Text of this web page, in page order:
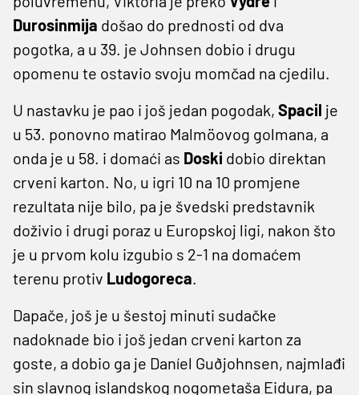
Durosinmija došao do prednosti od dva
pogotka, a u 39. je Johnsen dobio i drugu
opomenu te ostavio svoju momčad na cjedilu.
U nastavku je pao i još jedan pogodak, Spacil je
u 53. ponovno matirao Malmöovog golmana, a
onda je u 58. i domaći as Doski dobio direktan
crveni karton. No, u igri 10 na 10 promjene
rezultata nije bilo, pa je švedski predstavnik
doživio i drugi poraz u Europskoj ligi, nakon što
je u prvom kolu izgubio s 2-1 na domaćem
terenu protiv Ludogoreca.
Dapače, još je u šestoj minuti sudačke
nadoknade bio i još jedan crveni karton za
goste, a dobio ga je Daníel Guðjohnsen, najmlađi
sin slavnog islandskog nogometaša Eidura, pa